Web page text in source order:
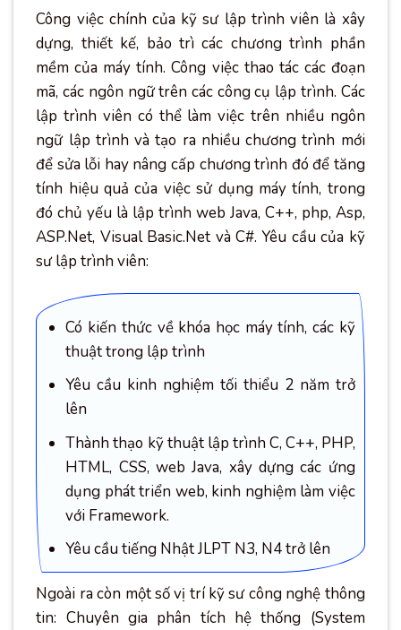
Công việc chính của kỹ sư lập trình viên là xây
dựng, thiết kế, bảo trì các chương trình phần
mềm của máy tính. Công việc thao tác các đoạn
mã, các ngôn ngữ trên các công cụ lập trình. Các
lập trình viên có thể làm việc trên nhiều ngôn
ngữ lập trình và tạo ra nhiều chương trình mới
để sửa lỗi hay nâng cấp chương trình đó để tăng
tính hiệu quả của việc sử dụng máy tính, trong
đó chủ yếu là lập trình web Java, C++, php, Asp,
ASP.Net, Visual Basic.Net và C#. Yêu cầu của kỹ
sư lập trình viên:
Có kiến thức về khóa học máy tính, các kỹ
thuật trong lập trình
Yêu cầu kinh nghiệm tối thiểu 2 năm trở
lên
Thành thạo kỹ thuật lập trình C, C++, PHP,
HTML, CSS, web Java, xây dựng các ứng
dụng phát triển web, kinh nghiệm làm việc
với Framework.
Yêu cầu tiếng Nhật JLPT N3, N4 trở lên
Ngoài ra còn một số vị trí kỹ sư công nghệ thông
tin: Chuyên gia phân tích hệ thống (System